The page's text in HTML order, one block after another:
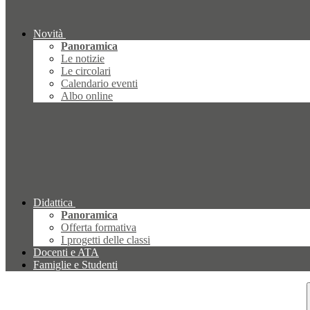
Novità
Panoramica
Le notizie
Le circolari
Calendario eventi
Albo online
Didattica
Panoramica
Offerta formativa
I progetti delle classi
Docenti e ATA
Famiglie e Studenti